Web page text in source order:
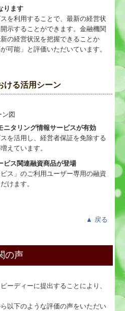
ります
を利用することで、最新の経営状
示することができます。金融機関
の経営状況を把握できることか
可能」と評価いただいています。
ける活用シーン
ニタリング情報サービスが有効
を活用し、経営者保証を免除する
えています。
ビス関連融資商品が登場
ス」のご利用ユーザー専用の融資
けます。
▲ 戻る
の声
ーディーに提出することにより、
以下のような評価の声をいただい